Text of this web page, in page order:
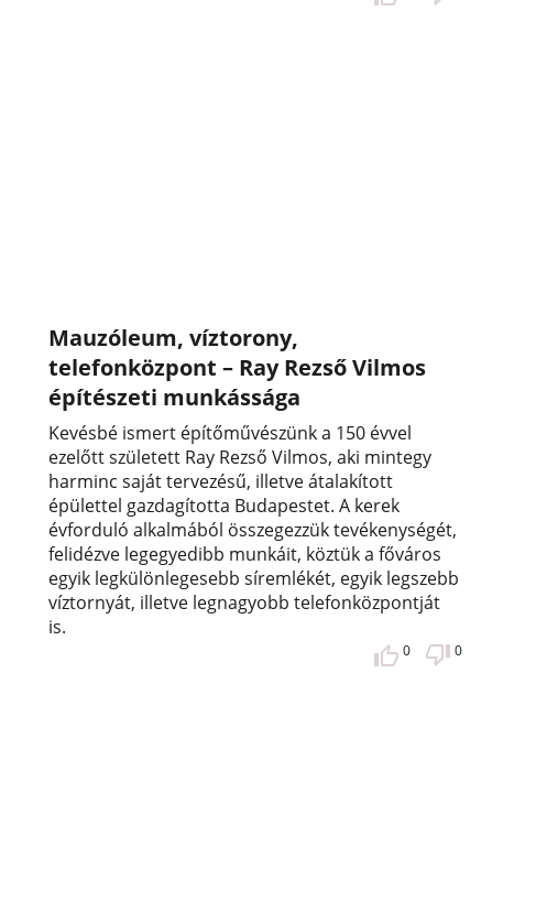
Mauzóleum, víztorony,
telefonközpont – Ray Rezső Vilmos
építészeti munkássága
Kevésbé ismert építőművészünk a 150 évvel
ezelőtt született Ray Rezső Vilmos, aki mintegy
harminc saját tervezésű, illetve átalakított
épülettel gazdagította Budapestet. A kerek
évforduló alkalmából összegezzük tevékenységét,
felidézve legegyedibb munkáit, köztük a főváros
egyik legkülönlegesebb síremlékét, egyik legszebb
víztornyát, illetve legnagyobb telefonközpontját
is.
0 0